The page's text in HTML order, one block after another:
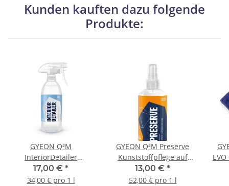
Kunden kauften dazu folgende
Produkte:
GYEON Q²M
InteriorDetailer
Innenraum-Detailer
antibakteriell 500 ml
17,00 € *
34,00 € pro 1 l
GYEON Q²M Preserve
Kunststoffpflege auf
Wasser-Basis 250 ml
13,00 € *
52,00 € pro 1 l